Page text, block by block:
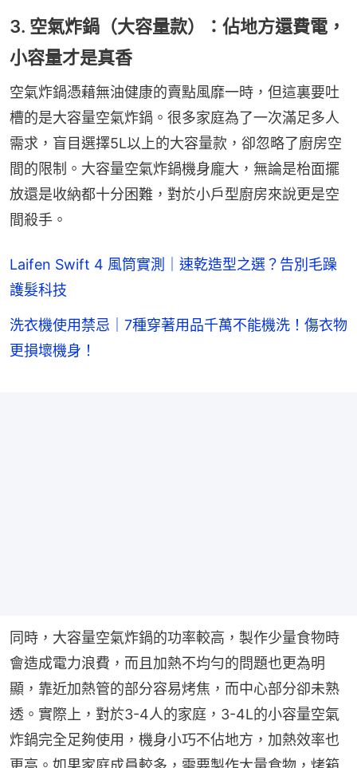
3. 空氣炸鍋（大容量款）：佔地方還費電，
小容量才是真香
空氣炸鍋憑藉無油健康的賣點風靡一時，但這裏要吐
槽的是大容量空氣炸鍋。很多家庭為了一次滿足多人
需求，盲目選擇5L以上的大容量款，卻忽略了廚房空
間的限制。大容量空氣炸鍋機身龐大，無論是枱面擺
放還是收納都十分困難，對於小戶型廚房來說更是空
間殺手。
Laifen Swift 4 風筒實測｜速乾造型之選？告別毛躁
護髮科技
洗衣機使用禁忌｜7種穿著用品千萬不能機洗！傷衣物
更損壞機身！
同時，大容量空氣炸鍋的功率較高，製作少量食物時
會造成電力浪費，而且加熱不均勻的問題也更為明
顯，靠近加熱管的部分容易烤焦，而中心部分卻未熟
透。實際上，對於3-4人的家庭，3-4L的小容量空氣
炸鍋完全足夠使用，機身小巧不佔地方，加熱效率也